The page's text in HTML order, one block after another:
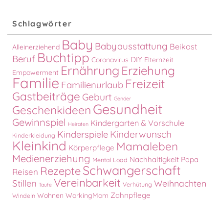
Schlagwörter
Alleinerziehend Baby Babyausstattung Beikost
Beruf Buchtipp Coronavirus DIY Elternzeit
Empowerment Ernährung Erziehung
Familie Familienurlaub Freizeit
Gastbeiträge Geburt Gender
Geschenkideen Gesundheit
Gewinnspiel Heiraten Kindergarten & Vorschule
Kinderkleidung Kinderspiele Kinderwunsch
Kleinkind Körperpflege Mamaleben
Medienerziehung Mental Load Nachhaltigkeit Papa
Reisen RezepteSchwangerschaft
Stillen Taufe Vereinbarkeit Verhütung Weihnachten
Windeln Wohnen WorkingMom Zahnpflege